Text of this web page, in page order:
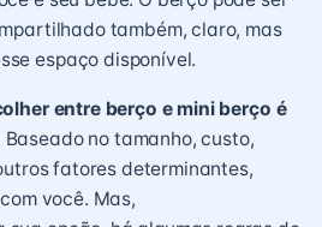
também, claro, mas
espaço disponível.
entre berço e mini berço é
Baseado no tamanho, custo,
fatores determinantes,
você. Mas,